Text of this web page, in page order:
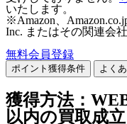
いたします。
※Amazon、
Inc. またはその関連会
無料会員登録
ポイント獲得条件 よく
獲得方法：
以内の買取成立